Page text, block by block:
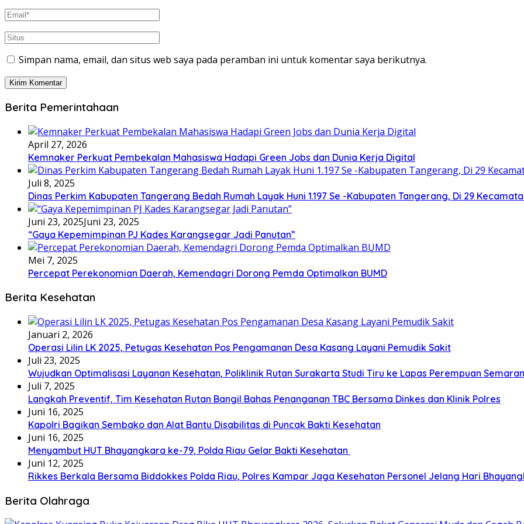
Simpan nama, email, dan situs web saya pada peramban ini untuk komentar saya berikutnya.
Berita Pemerintahaan
April 27, 2026
Kemnaker Perkuat Pembekalan Mahasiswa Hadapi Green Jobs dan Dunia Kerja Digital
Juli 8, 2025
Dinas Perkim Kabupaten Tangerang Bedah Rumah Layak Huni 1.197 Se -Kabupaten Tangerang, Di 29
Juni 23, 2025Juni 23, 2025
“Gaya Kepemimpinan PJ Kades Karangsegar Jadi Panutan”
Mei 7, 2025
Percepat Perekonomian Daerah, Kemendagri Dorong Pemda Optimalkan BUMD
Berita Kesehatan
Januari 2, 2026
Operasi Lilin LK 2025, Petugas Kesehatan Pos Pengamanan Desa Kasang Layani Pemudik Sakit
Juli 23, 2025
Wujudkan Optimalisasi Layanan Kesehatan, Poliklinik Rutan Surakarta Studi Tiru ke Lapas Perempuan
Juli 7, 2025
Langkah Preventif, Tim Kesehatan Rutan Bangil Bahas Penanganan TBC Bersama Dinkes dan Klinik Polres
Juni 16, 2025
Kapolri Bagikan Sembako dan Alat Bantu Disabilitas di Puncak Bakti Kesehatan
Juni 16, 2025
Menyambut HUT Bhayangkara ke-79, Polda Riau Gelar Bakti Kesehatan
Juni 12, 2025
Rikkes Berkala Bersama Biddokkes Polda Riau, Polres Kampar Jaga Kesehatan Personel Jelang Hari
Berita Olahraga